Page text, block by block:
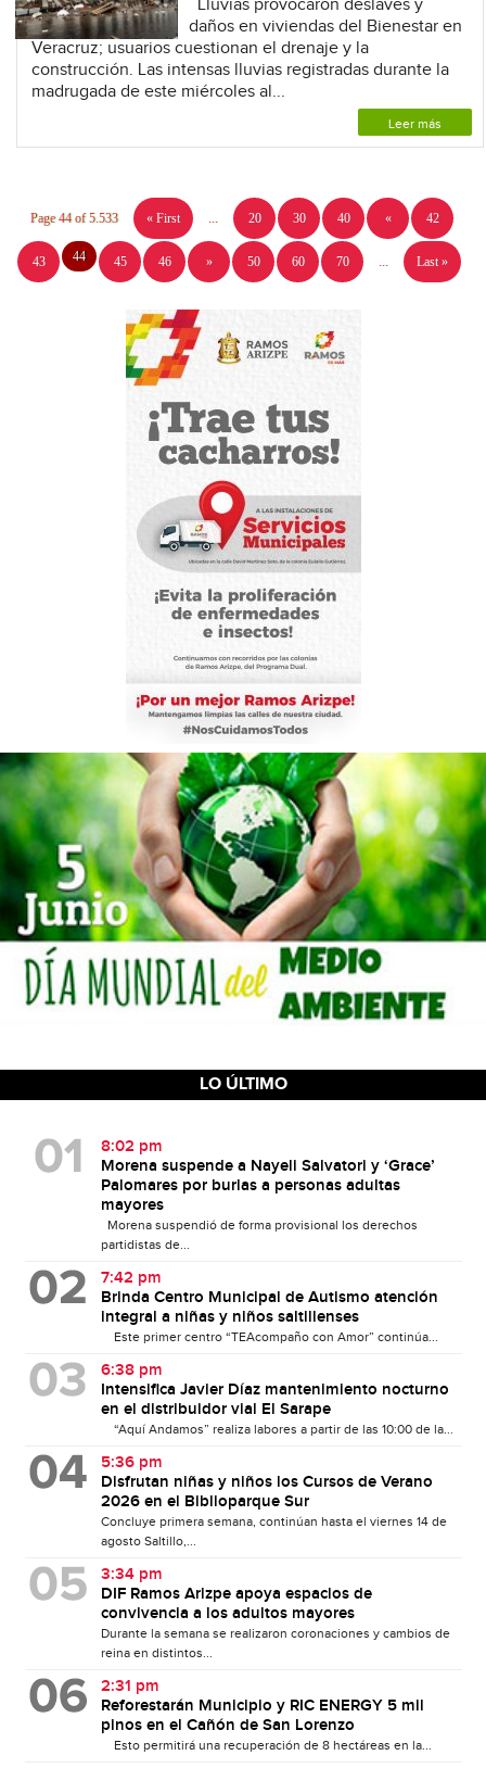
Lluvias provocaron deslaves y
daños en viviendas del Bienestar en
Veracruz; usuarios cuestionan el drenaje y la
construcción. Las intensas lluvias registradas durante la
madrugada de este miércoles al...
Leer más
Page 44 of 5.533 « First 20 30 40 « 42
43 44 45 46 » 50 60 70 Last »
LO ÚLTIMO
8:02 pm
Morena suspende a Nayeli Salvatori y ‘Grace’
Palomares por burlas a personas adultas
mayores
Morena suspendió de forma provisional los derechos
partidistas de...
7:42 pm
Brinda Centro Municipal de Autismo atención
integral a niñas y niños saltillenses
Este primer centro “TEAcompaño con Amor” continúa...
6:38 pm
Intensifica Javier Díaz mantenimiento nocturno
en el distribuidor vial El Sarape
“Aquí Andamos” realiza labores a partir de las 10:00 de la...
5:36 pm
Disfrutan niñas y niños los Cursos de Verano
2026 en el Biblioparque Sur
Concluye primera semana, continúan hasta el viernes 14 de
agosto Saltillo,...
3:34 pm
DIF Ramos Arizpe apoya espacios de
convivencia a los adultos mayores
Durante la semana se realizaron coronaciones y cambios de
reina en distintos...
2:31 pm
Reforestarán Municipio y RIC ENERGY 5 mil
pinos en el Cañón de San Lorenzo
Esto permitirá una recuperación de 8 hectáreas en la...